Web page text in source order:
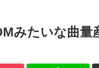
みたいな曲量